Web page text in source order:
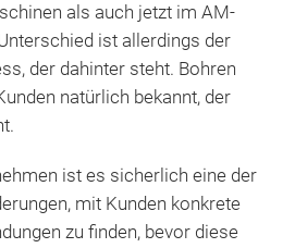
als auch jetzt im AM-
ist allerdings der
der dahinter steht. Bohren
natürlich bekannt, der
ist es sicherlich eine der
mit Kunden konkrete
zu finden, bevor diese